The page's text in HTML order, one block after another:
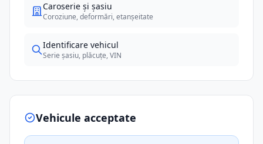
Caroserie și șasiu
Coroziune, deformări, etanșeitate
Identificare vehicul
Serie șasiu, plăcuțe, VIN
Vehicule acceptate